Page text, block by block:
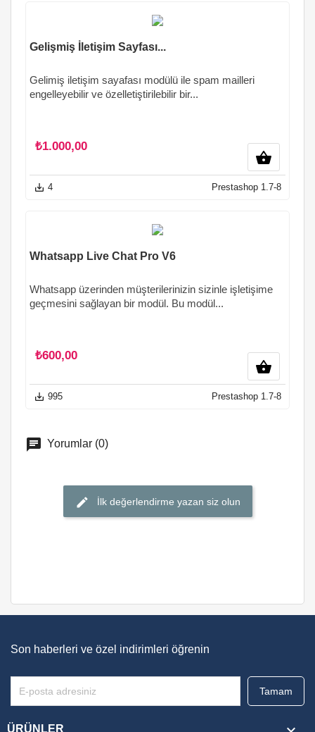
Gelişmiş İletişim Sayfası...
Gelimiş iletişim sayafası modülü ile spam mailleri
engelleyebilir ve özelletiştirilebilir bir...
₺1.000,00
shopping_basket
save_alt 4 Prestashop 1.7-8
Whatsapp Live Chat Pro V6
Whatsapp üzerinden müşterilerinizin sizinle işletişime
geçmesini sağlayan bir modül. Bu modül...
₺600,00
shopping_basket
save_alt 995 Prestashop 1.7-8
Yorumlar (0)
İlk değerlendirme yazan siz olun
Son haberleri ve özel indirimleri öğrenin
ÜRÜNLER